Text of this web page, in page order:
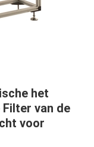
het
van de
voor